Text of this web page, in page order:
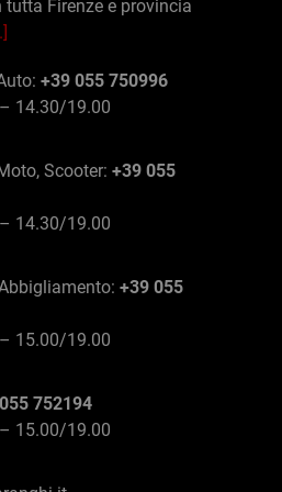
Firenze e provincia
+39 055 750996
14.30/19.00
Scooter: +39 055
14.30/19.00
+39 055
15.00/19.00
752194
15.00/19.00